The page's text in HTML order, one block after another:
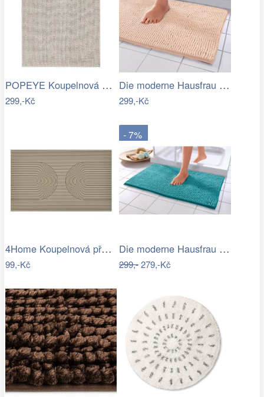
POPEYE Koupelnová předložka 80 x 60 cm …
299,-Kč
Die moderne Hausfrau Koupelnová…
299,-Kč
4Home Koupelnová předložka Infinity, 50…
99,-Kč
- 7%
Die moderne Hausfrau Koupelnová…
299,-279,-Kč